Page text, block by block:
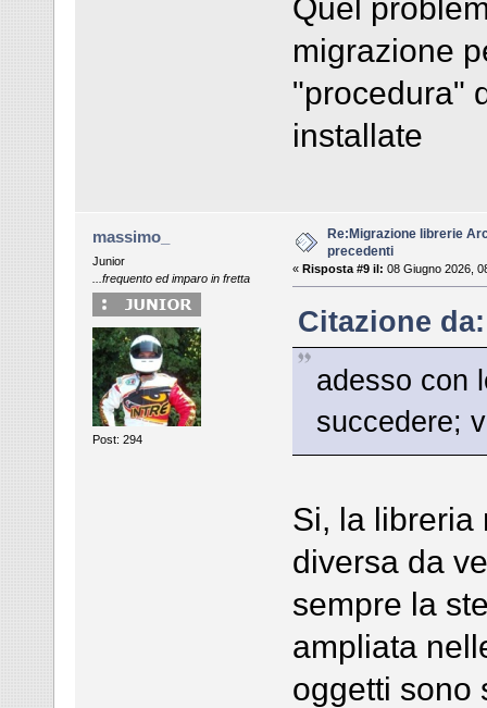
Quel
migrazione
"procedura"
installate
massimo_
Junior
...frequento ed imparo in fretta
Post: 294
Re:Migrazione librerie
precedenti
« Risposta #9 il: 08 Giugno 2026,
Citazione
adesso con
succedere;
Si, la libreria
diversa da
sempre la
ampliata
oggetti sono